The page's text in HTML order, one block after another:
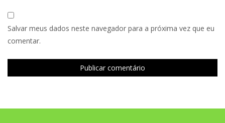
Salvar meus dados neste navegador para a próxima vez que eu
comentar.